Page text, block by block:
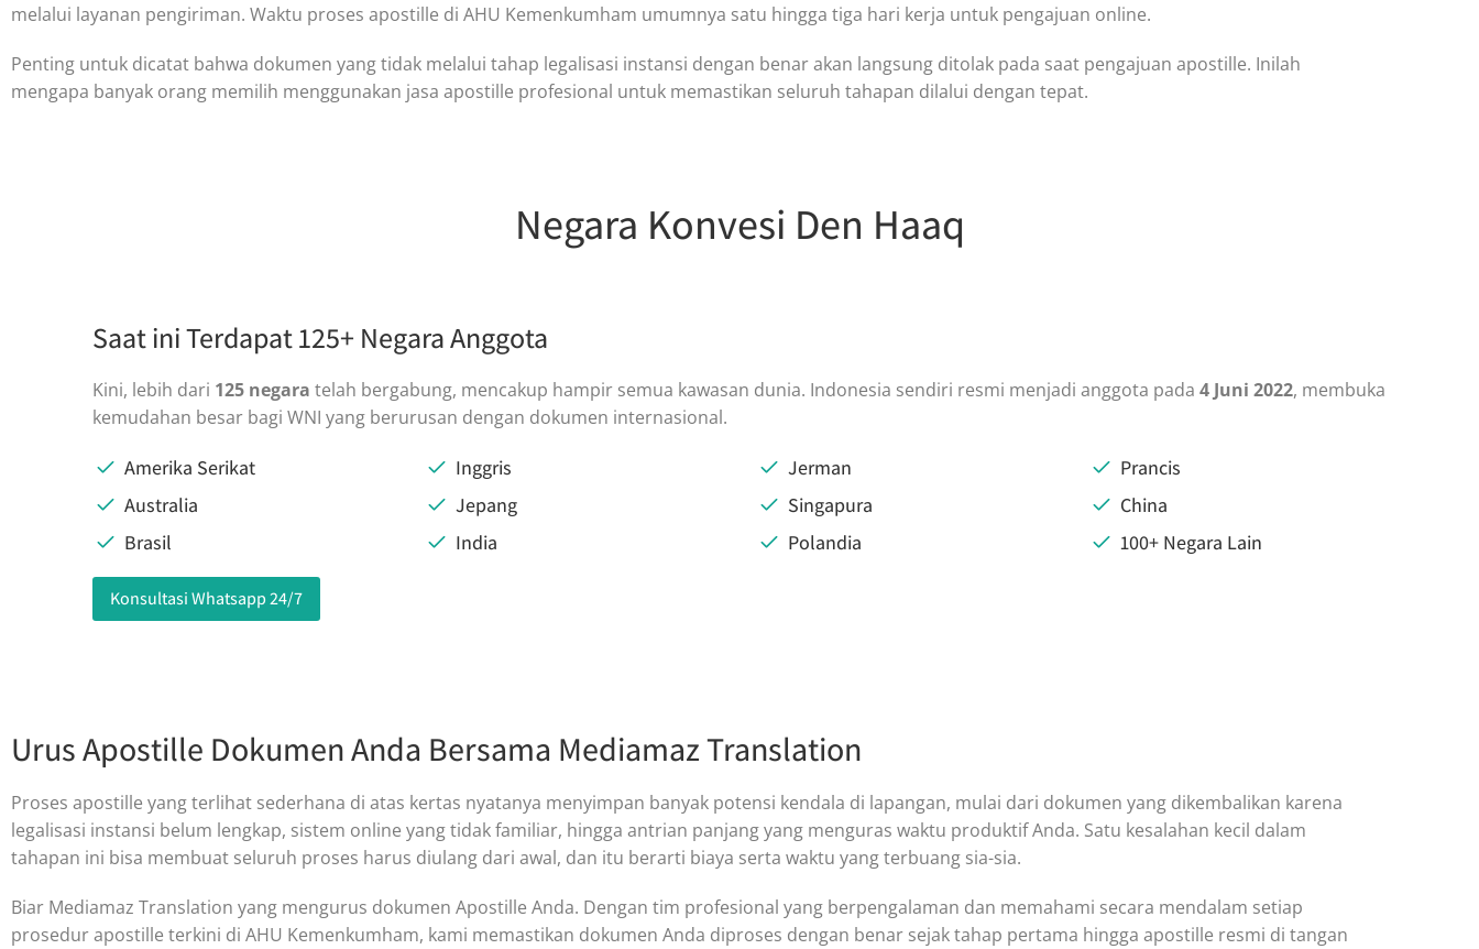
melalui layanan pengiriman. Waktu proses apostille di AHU Kemenkumham umumnya satu hingga tiga hari kerja untuk pengajuan online.
Penting untuk dicatat bahwa dokumen yang tidak melalui tahap legalisasi instansi dengan benar akan langsung ditolak pada saat pengajuan apostille. Inilah
mengapa banyak orang memilih menggunakan jasa apostille profesional untuk memastikan seluruh tahapan dilalui dengan tepat.
Negara Konvesi Den Haaq
Saat ini Terdapat 125+ Negara Anggota
Kini, lebih dari 125 negara telah bergabung, mencakup hampir semua kawasan dunia. Indonesia sendiri resmi menjadi anggota pada 4 Juni 2022, membuka
kemudahan besar bagi WNI yang berurusan dengan dokumen internasional.
Amerika Serikat Inggris Jerman
Prancis
Australia
Jepang Singapura
China
Brasil
India Polandia 100+ Negara Lain
Konsultasi Whatsapp 24/7
Urus Apostille Dokumen Anda Bersama Mediamaz Translation
Proses apostille yang terlihat sederhana di atas kertas nyatanya menyimpan banyak potensi kendala di lapangan, mulai dari dokumen yang dikembalikan karena
legalisasi instansi belum lengkap, sistem online yang tidak familiar, hingga antrian panjang yang menguras waktu produktif Anda. Satu kesalahan kecil dalam
tahapan ini bisa membuat seluruh proses harus diulang dari awal, dan itu berarti biaya serta waktu yang terbuang sia-sia.
Biar Mediamaz Translation yang mengurus dokumen Apostille Anda. Dengan tim profesional yang berpengalaman dan memahami secara mendalam setiap
prosedur apostille terkini di AHU Kemenkumham, kami memastikan dokumen Anda diproses dengan benar sejak tahap pertama hingga apostille resmi di tangan